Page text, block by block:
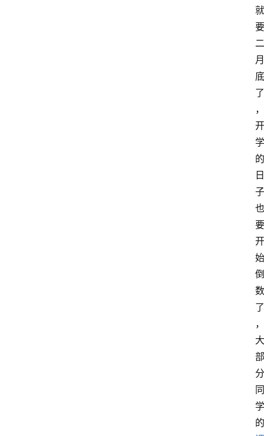
就
要
二
月
底
了
，
开
学
的
日
子
也
要
开
始
倒
数
了
，
大
部
分
同
学
的